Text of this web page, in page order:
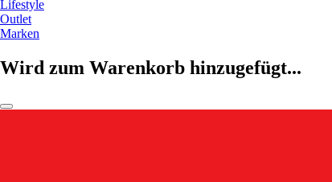
Lifestyle
Outlet
Marken
Wird zum Warenkorb hinzugefügt...